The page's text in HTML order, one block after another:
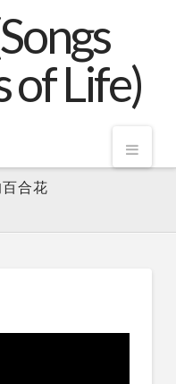
of Life)
合花